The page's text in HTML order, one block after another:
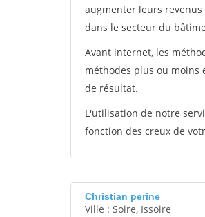
augmenter leurs
dans le secteur du
Avant internet, les
méthodes plus ou moins
de résultat.
L'utilisation de notre
fonction des creux de
Christian perine
Ville : Soire, Issoire